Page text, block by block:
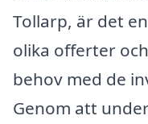
Tollarp, är det
olika offerter
behov med de
Genom att